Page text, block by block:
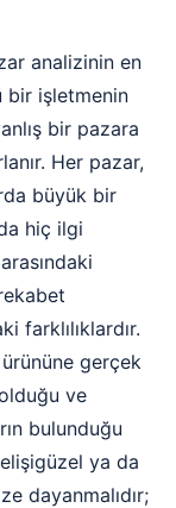
analizinin en
bir işletmenin
bir pazara
Her pazar,
büyük bir
hiç ilgi
farklılıklardır.
gerçek
ve
bulunduğu
ya da
dayanmalıdır;